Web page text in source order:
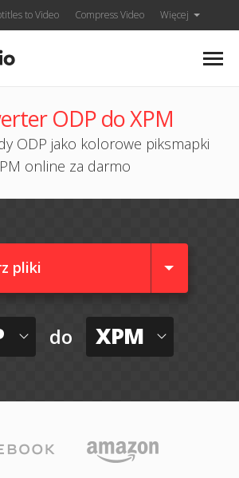
to Video Compress Video Więcej
ODP do XPM
ODP jako kolorowe piksmapki
online za darmo
pliki
do XPM